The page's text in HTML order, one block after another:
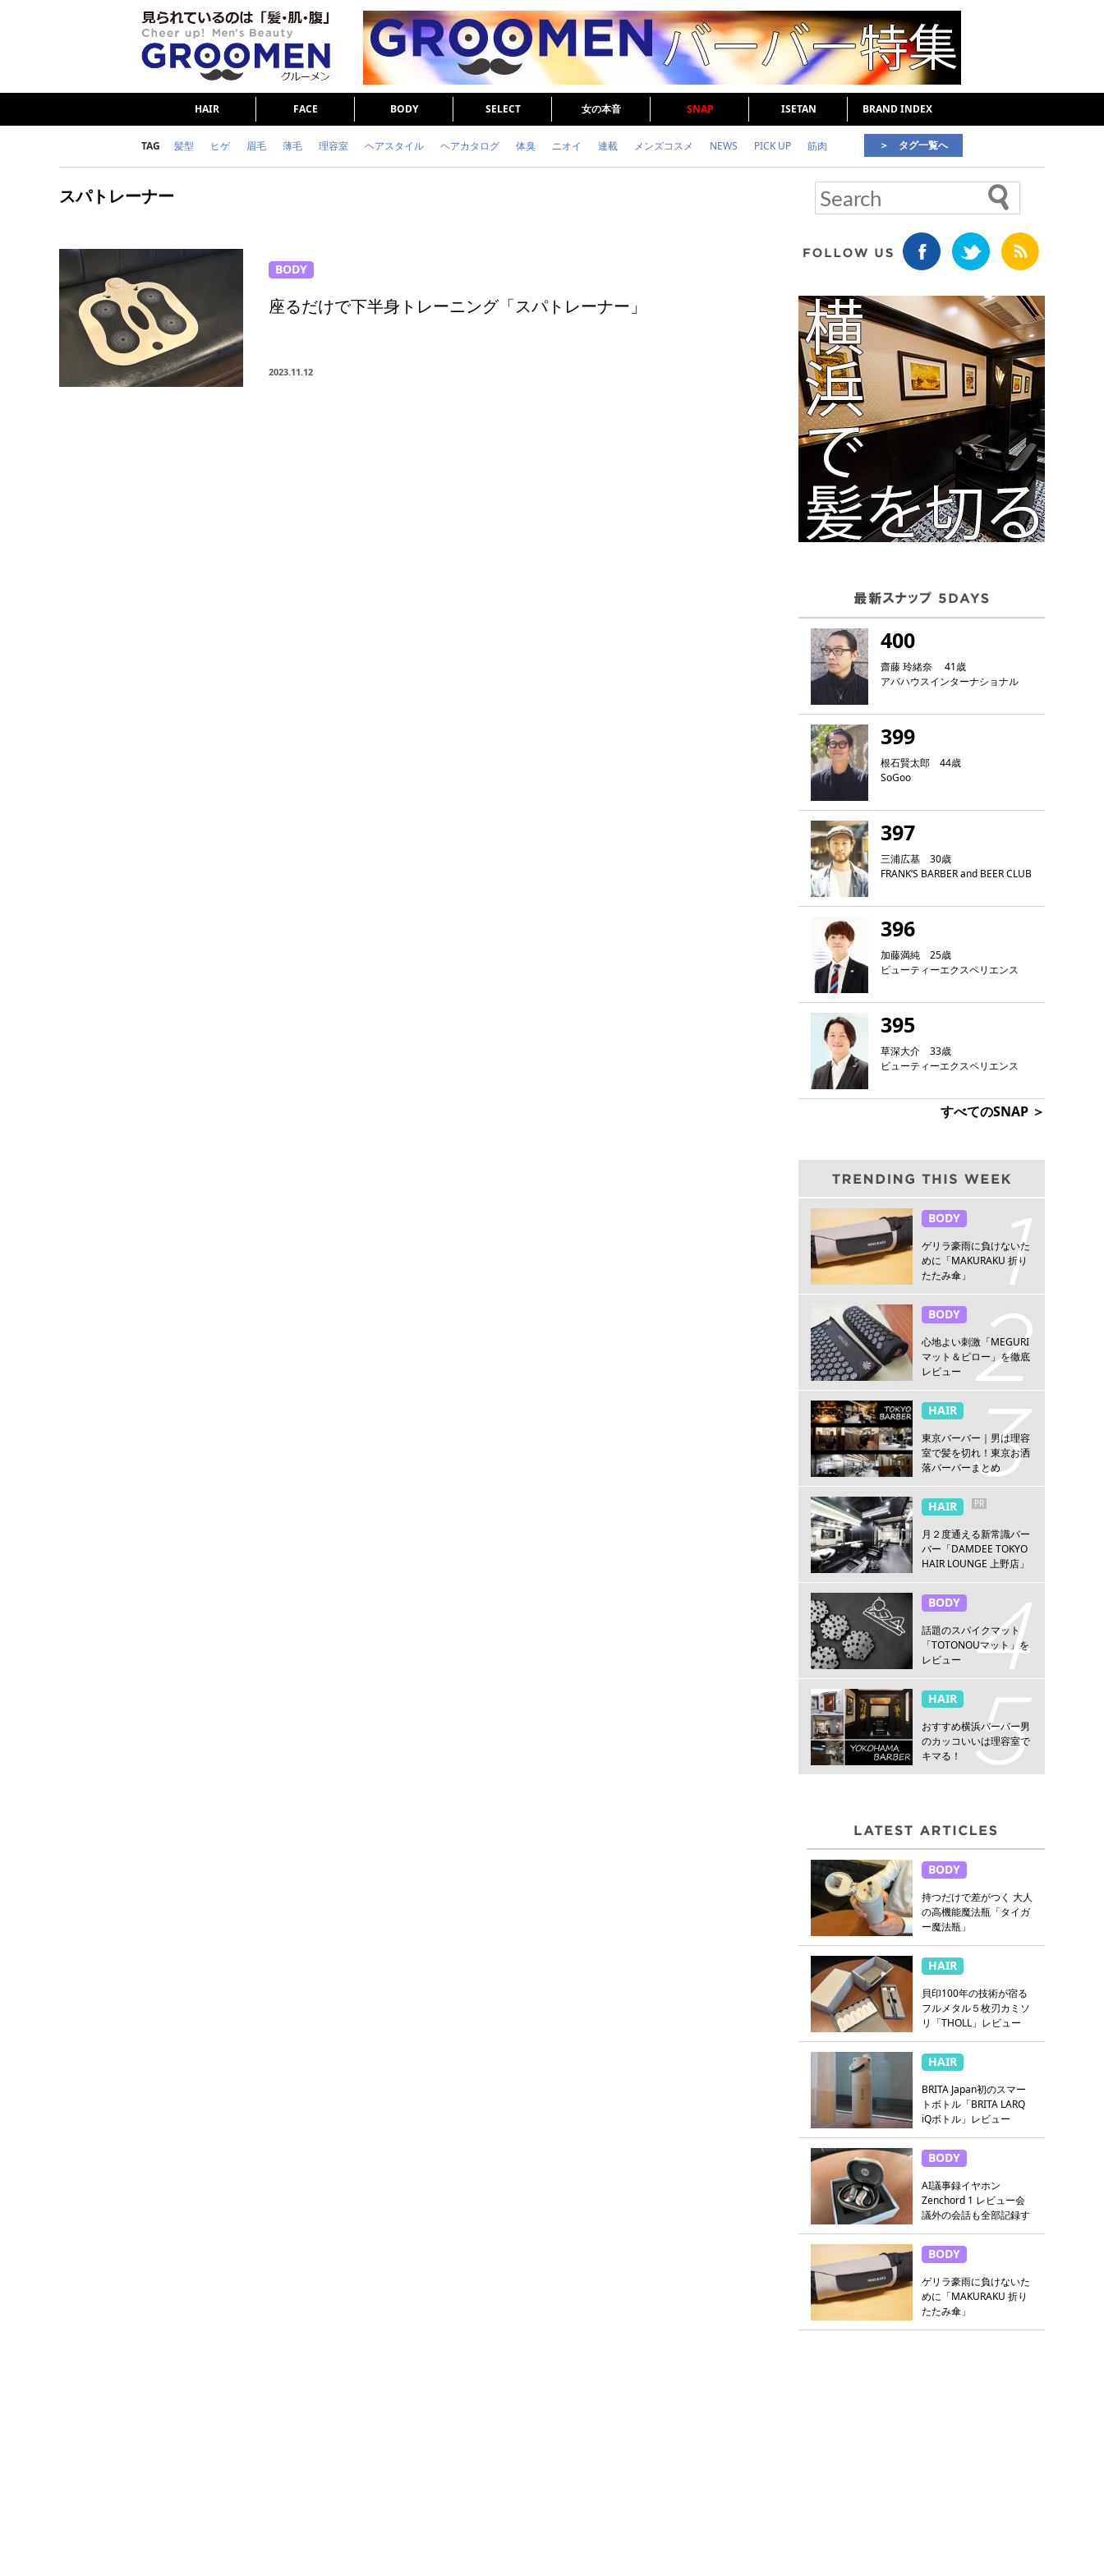
HAIR FACE BODY SELECT 女の本音 SNAP ISETAN BRAND INDEX
TAG 髪型 ヒゲ 眉毛 薄毛 理容室 ヘアスタイル ヘアカタログ 体臭 ニオイ 連載 メンズコスメ NEWS PICK UP 筋肉
頭皮ケア
＞ タグ一覧へ
スパトレーナー
BODY
座るだけで下半身トレーニング「スパトレーナー」
2023.11.12
400
齋藤 玲緒奈 41歳
アバハウスインターナショナル
399
根石賢太郎 44歳
SoGoo
397
三浦広基 30歳
FRANK‘S BARBER and BEER CLUB
396
加藤満純 25歳
ビューティーエクスペリエンス
395
草深大介 33歳
ビューティーエクスペリエンス
すべてのSNAP ＞
BODY
ゲリラ豪雨に負けないた
めに「MAKURAKU 折り
たたみ傘」
BODY
心地よい刺激「MEGURI
マット＆ピロー」を徹底
レビュー
HAIR
東京バーバー｜男は理容
室で髪を切れ！東京お洒
落バーバーまとめ
HAIR PR
月２度通える新常識バー
バー「DAMDEE TOKYO
HAIR LOUNGE 上野店」
BODY
話題のスパイクマット
「TOTONOUマット」を
レビュー
HAIR
おすすめ横浜バーバー男
のカッコいいは理容室で
キマる！
BODY
持つだけで差がつく 大人
の高機能魔法瓶「タイガ
ー魔法瓶」
HAIR
貝印100年の技術が宿る
フルメタル５枚刃カミソ
リ「THOLL」レビュー
HAIR
BRITA Japan初のスマー
トボトル「BRITA LARQ
iQボトル」レビュー
BODY
AI議事録イヤホン
Zenchord 1 レビュー会
議外の会話も全部記録す
BODY
ゲリラ豪雨に負けないた
めに「MAKURAKU 折り
たたみ傘」